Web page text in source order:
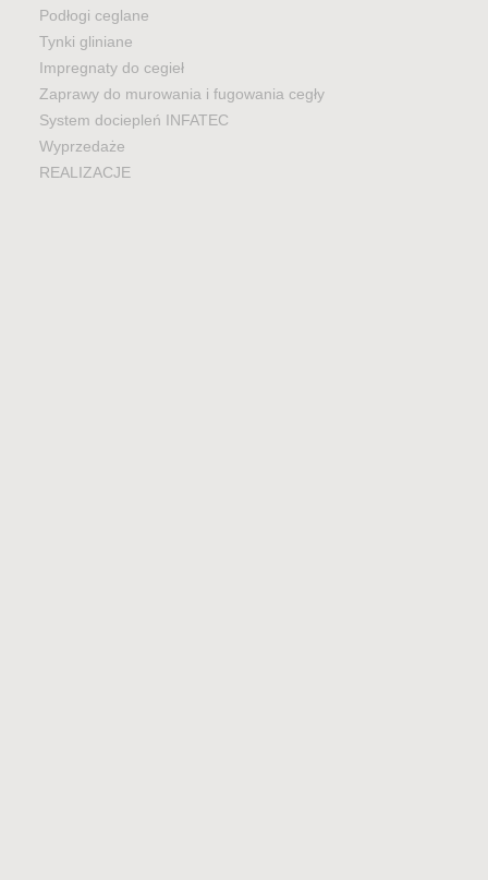
Podłogi ceglane
Tynki gliniane
Impregnaty do cegieł
Zaprawy do murowania i fugowania cegły
System dociepleń INFATEC
Wyprzedaże
REALIZACJE